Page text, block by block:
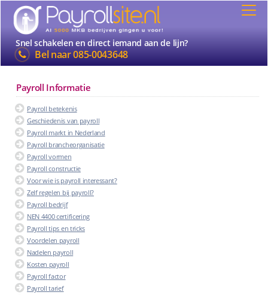
Snel schakelen en direct iemand aan de lijn?
Bel naar085-0043648
Payroll Informatie
Payroll betekenis
Geschiedenis van payroll
Payroll markt in Nederland
Payroll brancheorganisatie
Payroll vormen
Payroll constructie
Voor wie is payroll interessant?
Zelf regelen bij payroll?
Payroll bedrijf
NEN 4400 certificering
Payroll tips en tricks
Voordelen payroll
Nadelen payroll
Kosten payroll
Payroll factor
Payroll tarief